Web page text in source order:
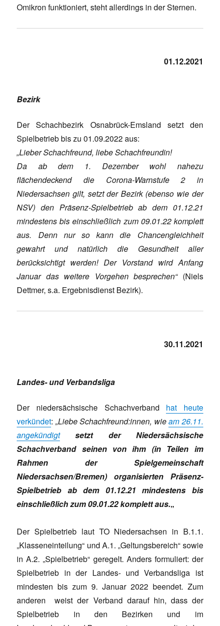
Omikron funktioniert, steht allerdings in der Sternen.
01.12.2021
Bezirk
Der Schachbezirk Osnabrück-Emsland setzt den
Spielbetrieb bis zu 01.09.2022 aus:
„Lieber Schachfreund, liebe Schachfreundin!
Da ab dem 1. Dezember wohl nahezu
flächendeckend die Corona-Warnstufe 2 in
Niedersachsen gilt, setzt der Bezirk (ebenso wie der
NSV) den Präsenz-Spielbetrieb ab dem 01.12.21
mindestens bis einschließlich zum 09.01.22 komplett
aus. Denn nur so kann die Chancengleichheit
gewahrtund natürlich die Gesundheit aller
berücksichtigt werden!Der Vorstand wird Anfang
Januar das weitere Vorgehen besprechen“(Niels
Dettmer, s.a. Ergebnisdienst Bezirk).
30.11.2021
Landes- und Verbandsliga
Der niedersächsische Schachverband hat heute
verkündet: „Liebe Schachfreund:innen, wieam 26.11.
angekündigt
setzt der Niedersächsische
Schachverband seinen von ihm (in Teilen im
Rahmen der Spielgemeinschaft
Niedersachsen/Bremen) organisierten Präsenz-
Spielbetrieb ab dem 01.12.21 mindestens bis
einschließlich zum 09.01.22 komplett aus.„
Der Spielbetrieb laut TO Niedersachsen in B.1.1.
„Klasseneinteilung“ und A.1. „Geltungsbereich“ sowie
in A.2. „Spielbetrieb“ geregelt. Anders formuliert: der
Spielbetrieb in der Landes- und Verbandsliga ist
mindesten bis zum 9. Januar 2022 beendet. Zum
anderen weist der Verband darauf hin, dass der
Spielbetrieb in den Bezirken und im